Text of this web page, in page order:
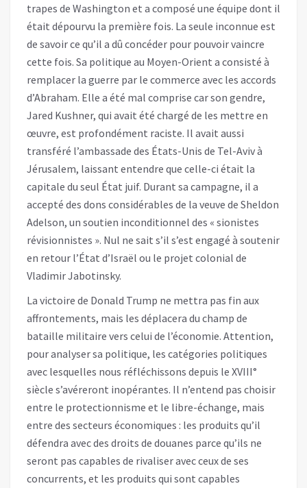
trapes de Washington et a composé une équipe dont il
était dépourvu la première fois. La seule inconnue est
de savoir ce qu’il a dû concéder pour pouvoir vaincre
cette fois. Sa politique au Moyen-Orient a consisté à
remplacer la guerre par le commerce avec les accords
d’Abraham. Elle a été mal comprise car son gendre,
Jared Kushner, qui avait été chargé de les mettre en
œuvre, est profondément raciste. Il avait aussi
transféré l’ambassade des États-Unis de Tel-Aviv à
Jérusalem, laissant entendre que celle-ci était la
capitale du seul État juif. Durant sa campagne, il a
accepté des dons considérables de la veuve de Sheldon
Adelson, un soutien inconditionnel des « sionistes
révisionnistes ». Nul ne sait s’il s’est engagé à soutenir
en retour l’État d’Israël ou le projet colonial de
Vladimir Jabotinsky.
La victoire de Donald Trump ne mettra pas fin aux
affrontements, mais les déplacera du champ de
bataille militaire vers celui de l’économie. Attention,
pour analyser sa politique, les catégories politiques
avec lesquelles nous réfléchissons depuis le XVIII°
siècle s’avéreront inopérantes. Il n’entend pas choisir
entre le protectionnisme et le libre-échange, mais
entre des secteurs économiques : les produits qu’il
défendra avec des droits de douanes parce qu’ils ne
seront pas capables de rivaliser avec ceux de ses
concurrents, et les produits qui sont capables